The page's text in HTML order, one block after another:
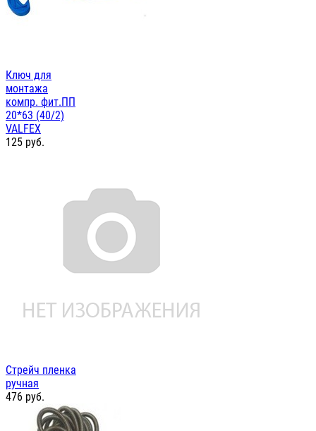
Ключ для
монтажа
компр. фит.ПП
20*63 (40/2)
VALFEX
125 руб.
Стрейч пленка
ручная
476 руб.